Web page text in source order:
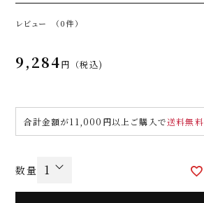
レビュー （0件）
9,284 税込
合計金額が11,000円以上ご購入で送料無料